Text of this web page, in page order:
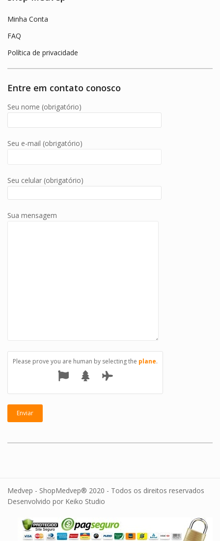
Minha Conta
FAQ
Política de privacidade
Entre em contato conosco
Seu nome (obrigatório)
Seu e-mail (obrigatório)
Seu celular (obrigatório)
Sua mensagem
Please prove you are human by selecting the plane.
Medvep - ShopMedvep® 2020 - Todos os direitos reservados
Desenvolvido por Keiko Studio